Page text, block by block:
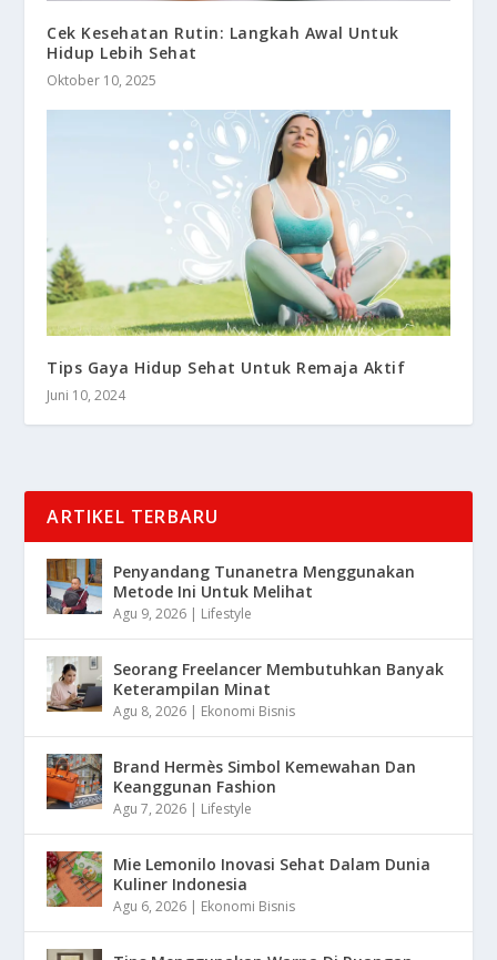
Cek Kesehatan Rutin: Langkah Awal Untuk
Hidup Lebih Sehat
Oktober 10, 2025
Tips Gaya Hidup Sehat Untuk Remaja Aktif
Juni 10, 2024
ARTIKEL TERBARU
Penyandang Tunanetra Menggunakan
Metode Ini Untuk Melihat
Agu 9, 2026 | Lifestyle
Seorang Freelancer Membutuhkan Banyak
Keterampilan Minat
Agu 8, 2026 | Ekonomi Bisnis
Brand Hermès Simbol Kemewahan Dan
Keanggunan Fashion
Agu 7, 2026 | Lifestyle
Mie Lemonilo Inovasi Sehat Dalam Dunia
Kuliner Indonesia
Agu 6, 2026 | Ekonomi Bisnis